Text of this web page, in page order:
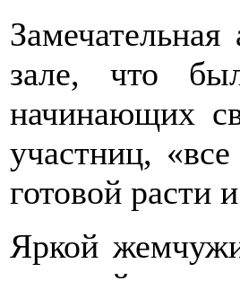
зале, что
начинающих
участниц,
готовой расти
Яркой